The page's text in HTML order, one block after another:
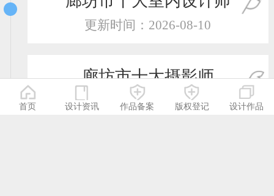
更新时间：2026-08-10
廊坊市十大摄影师
更新时间：2026-08-10
首页 设计资讯 作品备案 版权登记 设计作品